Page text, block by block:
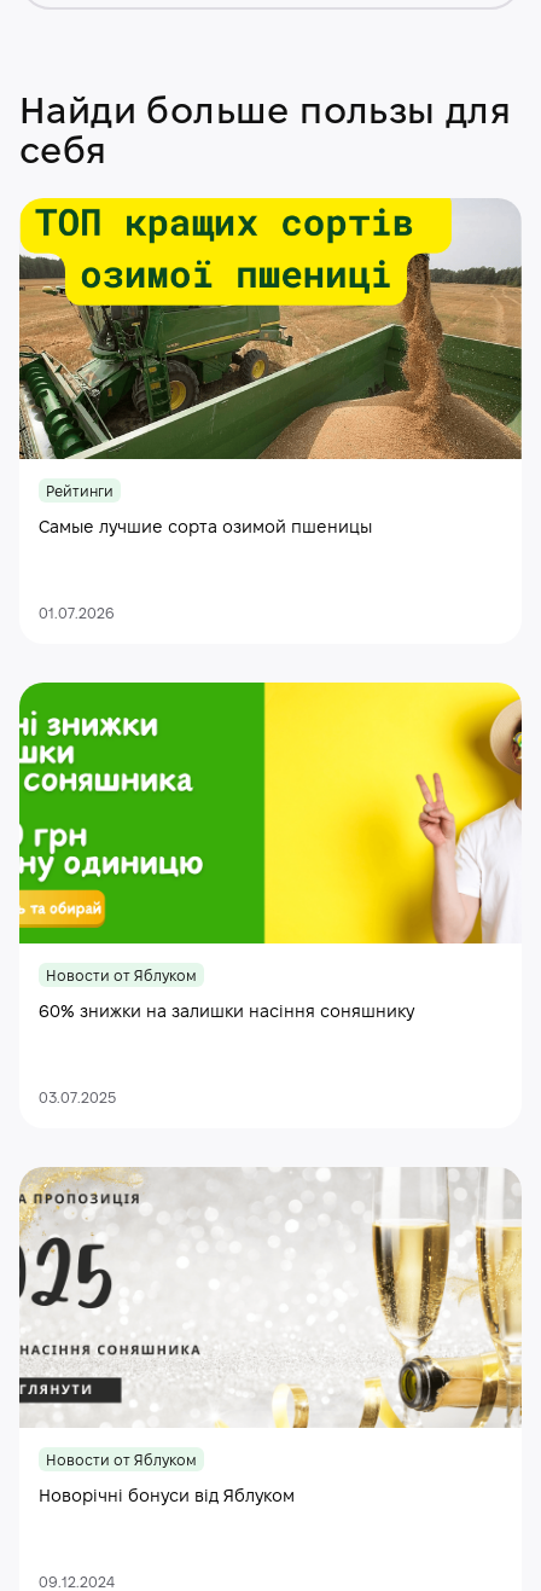
Найди больше пользы для
себя
Рейтинги
Самые лучшие сорта озимой пшеницы
01.07.2026
Новости от Яблуком
60% знижки на залишки насіння соняшнику
03.07.2025
Новости от Яблуком
Новорічні бонуси від Яблуком
09.12.2024